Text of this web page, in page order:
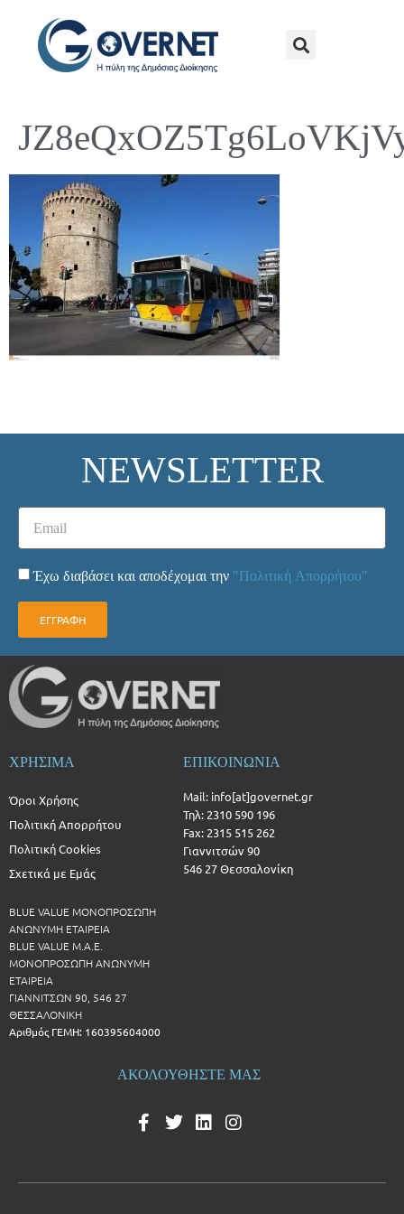
NEWSLETTER
Έχω διαβάσει και αποδέχομαι την "Πολιτική Απορρήτου"
ΕΓΓΡΑΦΗ
ΧΡΗΣΙΜΑ
Όροι Χρήσης
Πολιτική Απορρήτου
Πολιτική Cookies
Σχετικά με Εμάς
BLUE VALUE ΜΟΝΟΠΡΟΣΩΠΗ
ΑΝΩΝΥΜΗ ΕΤΑΙΡΕΙΑ
BLUE VALUE Μ.Α.Ε.
ΜΟΝΟΠΡΟΣΩΠΗ ΑΝΩΝΥΜΗ
ΕΤΑΙΡΕΙΑ
ΓΙΑΝΝΙΤΣΩΝ 90, 546 27
ΘΕΣΣΑΛΟΝΙΚΗ
Αριθμός ΓΕΜΗ: 160395604000
ΕΠΙΚΟΙΝΩΝΙΑ
Mail: info[at]governet.gr
Τηλ: 2310 590 196
Fax: 2315 515 262
Γιαννιτσών 90
546 27 Θεσσαλονίκη
ΑΚΟΛΟΥΘΗΣΤΕ ΜΑΣ